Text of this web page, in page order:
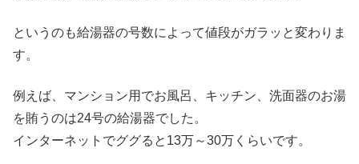
というのも給湯器の号数によって値段がガラッと変わりま
す。
例えば、マンション用でお風呂、キッチン、洗面器のお湯
を賄うのは24号の給湯器でした。
インターネットでググると13万～30万くらいです。